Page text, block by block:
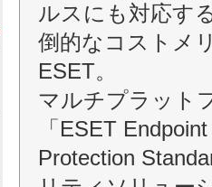
ルスにも対応す
倒的なコストメ
ESET。
マルチプラット
「ESET
Protection